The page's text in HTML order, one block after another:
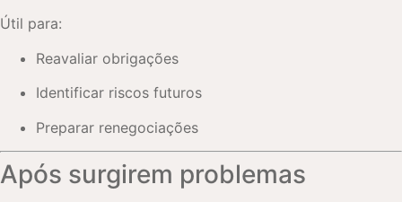
Útil para:
Reavaliar obrigações
Identificar riscos futuros
Preparar renegociações
Após surgirem problemas